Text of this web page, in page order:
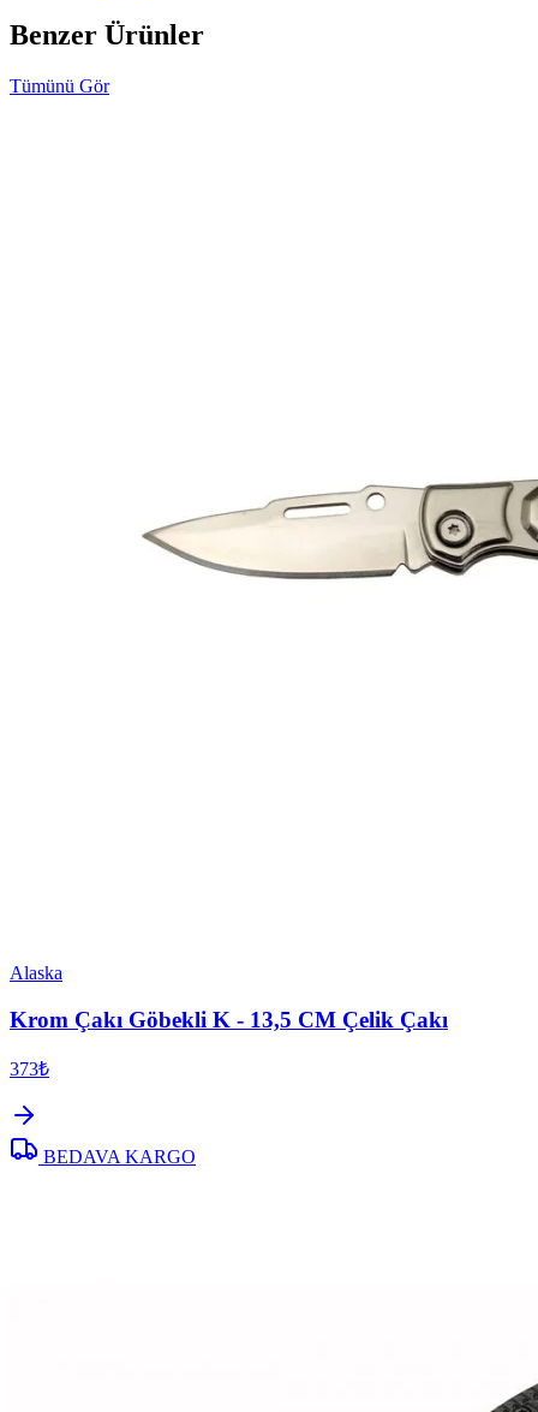
Benzer Ürünler
Tümünü Gör
Alaska
Krom Çakı Göbekli K - 13,5 CM Çelik Çakı
373₺
BEDAVA KARGO